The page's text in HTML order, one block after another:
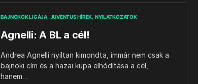
BAJNOKOK LIGÁJA JUVENTUS HÍREK NYILATKOZATOK
Agnelli: A BL a cél!
Andrea Agnelli nyiltan kimondta, immár nem csak a
bajnoki cím és a hazai kupa elhódítása a cél,
hanem…